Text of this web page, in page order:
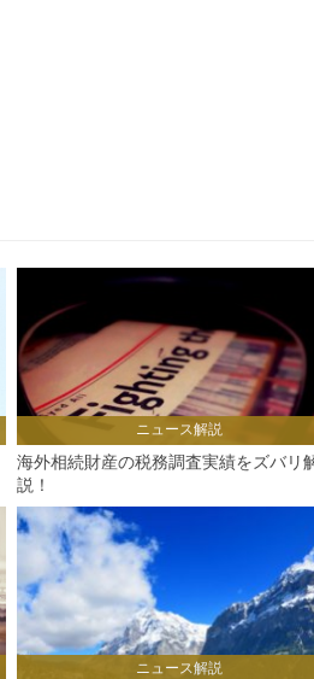
ニュース解説
海外相続財産の税務調査実績をズバリ
説！
ニュース解説